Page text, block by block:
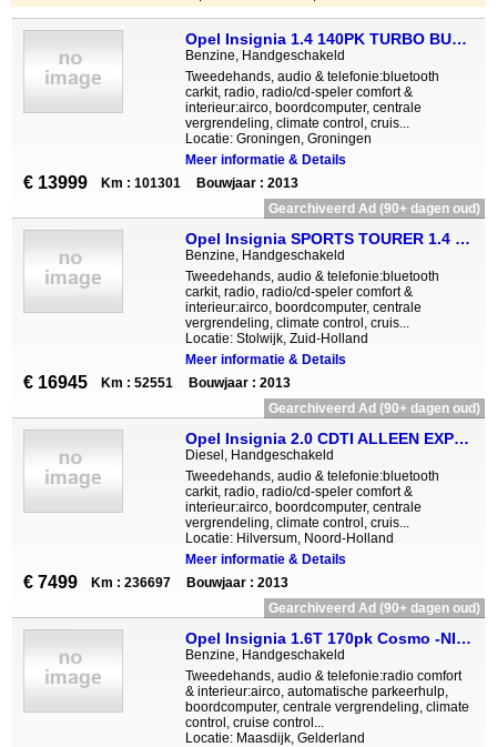
Opel Insignia 1.4 140PK TURBO BUSINESS VOL!!, Leder, Sportstoel
Benzine, Handgeschakeld
Tweedehands, audio & telefonie:bluetooth
carkit, radio, radio/cd-speler comfort &
interieur:airco, boordcomputer, centrale
vergrendeling, climate control, cruis...
Locatie: Groningen, Groningen
Meer informatie & Details
€ 13999 Km : 101301
Bouwjaar : 2013
Gearchiveerd Ad (90+ dagen oud)
Opel Insignia SPORTS TOURER 1.4 T Navi Climate 18 inch Privacy
Benzine, Handgeschakeld
Tweedehands, audio & telefonie:bluetooth
carkit, radio, radio/cd-speler comfort &
interieur:airco, boordcomputer, centrale
vergrendeling, climate control, cruis...
Locatie: Stolwijk, Zuid-Holland
Meer informatie & Details
€ 16945 Km : 52551
Bouwjaar : 2013
Gearchiveerd Ad (90+ dagen oud)
Opel Insignia 2.0 CDTI ALLEEN EXPORT NAVIGATIE LM VELGEN
Diesel, Handgeschakeld
Tweedehands, audio & telefonie:bluetooth
carkit, radio, radio/cd-speler comfort &
interieur:airco, boordcomputer, centrale
vergrendeling, climate control, cruis...
Locatie: Hilversum, Noord-Holland
Meer informatie & Details
€ 7499 Km : 236697
Bouwjaar : 2013
Gearchiveerd Ad (90+ dagen oud)
Opel Insignia 1.6T 170pk Cosmo -NIEUW BINNEN
Benzine, Handgeschakeld
Tweedehands, audio & telefonie:radio comfort
& interieur:airco, automatische parkeerhulp,
boordcomputer, centrale vergrendeling, climate
control, cruise control...
Locatie: Maasdijk, Gelderland